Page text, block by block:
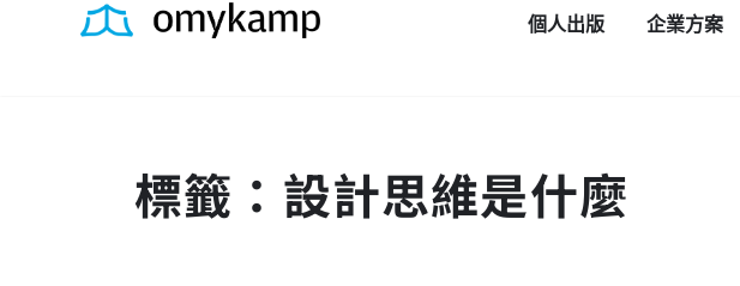
個人出版 企業方案
標籤：設計思維是什麼